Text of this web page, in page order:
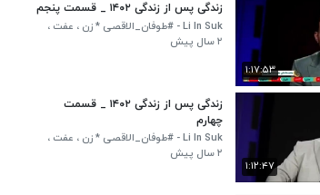
۱:۱۷:۵۳
زندگی پس از زندگی ۱۴۰۲ _ قسمت پنجم
Li In Suk - #طوفان_الاقصی * زن ، عفت ،
افتخار - مرد ، عزت ، اقتدار*
۲ سال پیش
۱:۱۲:۴۷
زندگی پس از زندگی ۱۴۰۲ _ قسمت
چهارم
Li In Suk - #طوفان_الاقصی * زن ، عفت ،
افتخار - مرد ، عزت ، اقتدار*
۲ سال پیش